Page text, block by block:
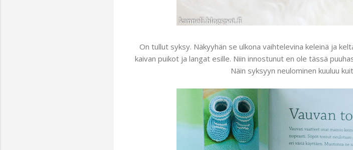
On tullut syksy. Näkyyhän se ulkona vaihtelevina keleinä ja
kaivan puikot ja langat esille. Niin innostunut en ole tässä
Näin syksyyn neulominen kuuluu